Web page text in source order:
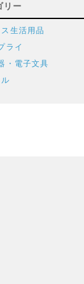
リー
生活用品
ライ
・電子文具